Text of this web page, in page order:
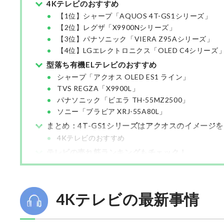
4Kテレビのおすすめ
【1位】シャープ「AQUOS 4T-GS1シリーズ」
【2位】レグザ「X9900Nシリーズ」
【3位】パナソニック「VIERA Z95Aシリーズ」
【4位】LGエレクトロニクス「OLED C4シリーズ」
型落ち有機ELテレビのおすすめ
シャープ「アクオス OLED ES1 ライン」
TVS REGZA「X9900L」
パナソニック「ビエラ TH-55MZ2500」
ソニー「ブラビア XRJ-55A80L」
まとめ：4T-GS1シリーズはアクオスのイメージ
4Kテレビのおすすめ
4Kテレビの最新事情